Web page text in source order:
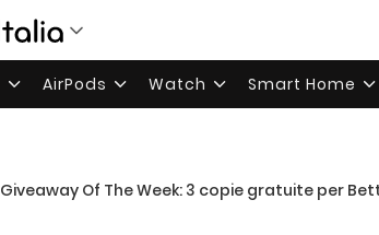
AirPods Watch Smart Home
Giveaway Of The Week: 3 copie gratuite per